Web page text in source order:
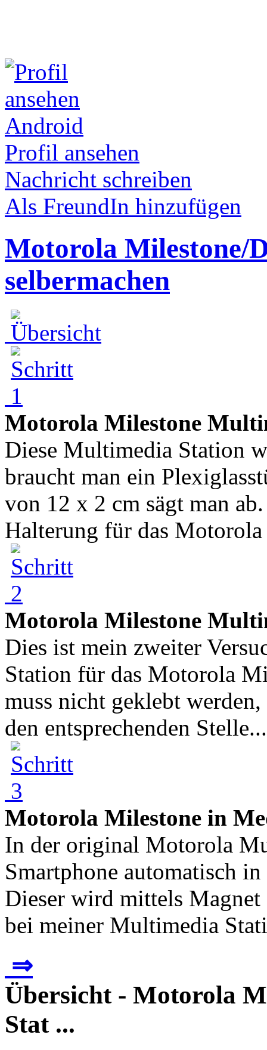
Android
Profil ansehen
Nachricht schreiben
Als FreundIn hinzufügen
Motorola Milestone/
selbermachen
Motorola Milestone
Diese Multimedia Station
braucht man ein
von 12 x 2 cm sägt man
Halterung für das
Motorola Milestone
Dies ist mein zweiter
Station für das Motorola
muss nicht geklebt
den entsprechenden Stelle...
Motorola Milestone in
In der original Motorola
Smartphone automatisch
Dieser wird mittels
bei meiner Multimedia
⇒
Übersicht - Motorola
Stat ...